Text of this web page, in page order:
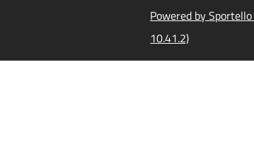
Powered by
10.41.2)